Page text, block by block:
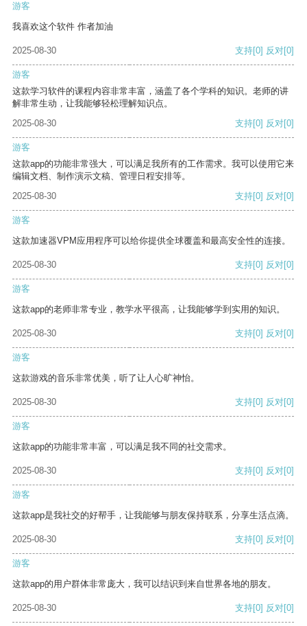
游客
我喜欢这个软件 作者加油
2025-08-30 支持[0] 反对[0]
游客
这款学习软件的课程内容非常丰富，涵盖了各个学科的知识。老师的讲
解非常生动，让我能够轻松理解知识点。
2025-08-30
支持[0] 反对[0]
游客
这款app的功能非常强大，可以满足我所有的工作需求。我可以使用它来
编辑文档、制作演示文稿、管理日程安排等。
2025-08-30
支持[0] 反对[0]
游客
这款加速器VPM应用程序可以给你提供全球覆盖和最高安全性的连接。
2025-08-30 支持[0] 反对[0]
游客
这款app的老师非常专业，教学水平很高，让我能够学到实用的知识。
2025-08-30 支持[0] 反对[0]
游客
这款游戏的音乐非常优美，听了让人心旷神怡。
2025-08-30 支持[0] 反对[0]
游客
这款app的功能非常丰富，可以满足我不同的社交需求。
2025-08-30 支持[0] 反对[0]
游客
这款app是我社交的好帮手，让我能够与朋友保持联系，分享生活点滴。
2025-08-30 支持[0] 反对[0]
游客
这款app的用户群体非常庞大，我可以结识到来自世界各地的朋友。
2025-08-30 支持[0] 反对[0]